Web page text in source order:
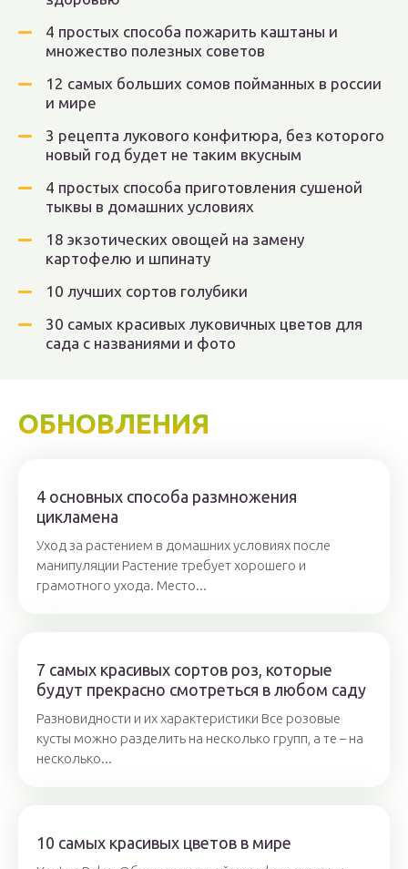
4 простых способа пожарить каштаны и
множество полезных советов
12 самых больших сомов пойманных в россии
и мире
3 рецепта лукового конфитюра, без которого
новый год будет не таким вкусным
4 простых способа приготовления сушеной
тыквы в домашних условиях
18 экзотических овощей на замену
картофелю и шпинату
10 лучших сортов голубики
30 самых красивых луковичных цветов для
сада с названиями и фото
ОБНОВЛЕНИЯ
4 основных способа размножения
цикламена
Уход за растением в домашних условиях после
манипуляции Растение требует хорошего и
грамотного ухода. Место...
7 самых красивых сортов роз, которые
будут прекрасно смотреться в любом саду
Разновидности и их характеристики Все розовые
кусты можно разделить на несколько групп, а те – на
несколько...
10 самых красивых цветов в мире